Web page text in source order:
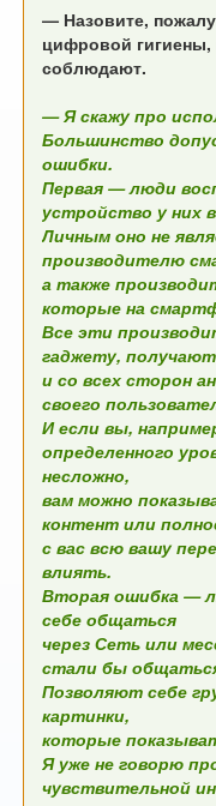
— Назовите,
цифровой
соблюдают.
— Я скажу про
Большинство
ошибки.
Первая — люди
устройство у них
Личным оно не
производителю
а также
которые на
Все эти
гаджету,
и со всех сторон
своего
И если вы,
определенного
несложно,
вам можно
контент или
с вас всю вашу
влиять.
Вторая ошибка —
себе общаться
через Сеть или
стали бы
Позволяют себе
картинки,
которые
Я уже не говорю
чувствительной